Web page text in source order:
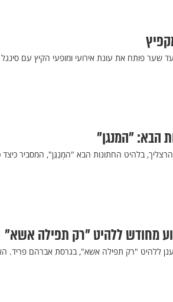
שער פותח את עונת אירועי ומופעי הקיץ עם
הבא: "המנגן"
בלהיט החתונות הבא "המְנַגֵּן", המסביר כיצד
מחודש ללהיט "רק תפילה אשא"
ללהיט "רק תפילה אשא", בגרסת אברהם פריד.